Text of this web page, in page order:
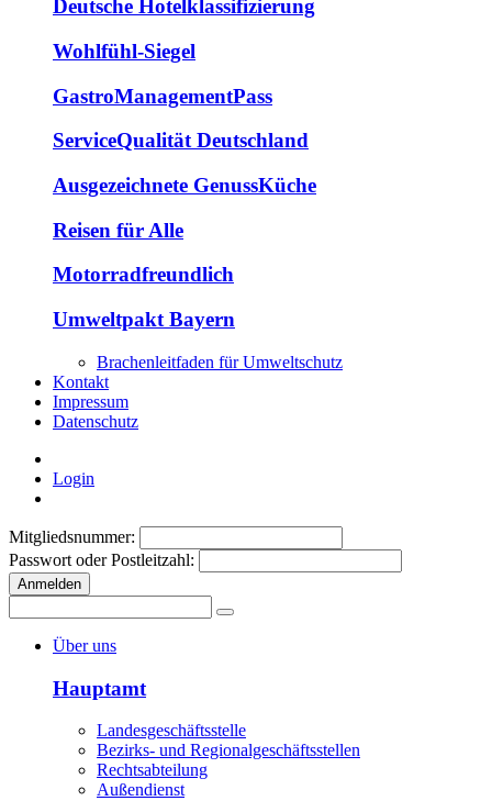
Deutsche Hotelklassifizierung
Wohlfühl-Siegel
GastroManagementPass
ServiceQualität Deutschland
Ausgezeichnete GenussKüche
Reisen für Alle
Motorradfreundlich
Umweltpakt Bayern
Brachenleitfaden für Umweltschutz
Kontakt
Impressum
Datenschutz
Login
Mitgliedsnummer:
Passwort oder Postleitzahl:
Anmelden
Über uns
Hauptamt
Landesgeschäftsstelle
Bezirks- und Regionalgeschäftsstellen
Rechtsabteilung
Außendienst